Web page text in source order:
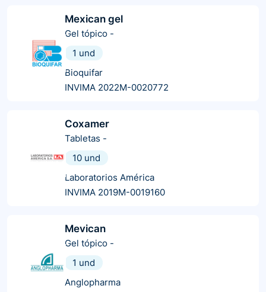
Mexican gel
Gel tópico -
1 und
Bioquifar
INVIMA 2022M-0020772
Coxamer
Tabletas -
10 und
Laboratorios América
INVIMA 2019M-0019160
Mevican
Gel tópico -
1 und
Anglopharma